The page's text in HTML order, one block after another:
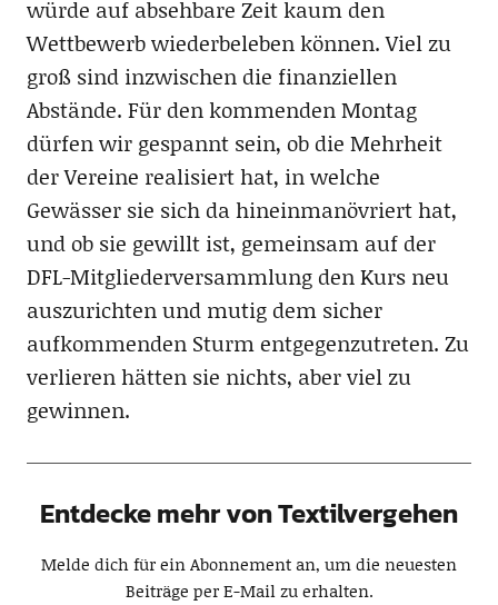
würde auf absehbare Zeit kaum den
Wettbewerb wiederbeleben können. Viel zu
groß sind inzwischen die finanziellen
Abstände. Für den kommenden Montag
dürfen wir gespannt sein, ob die Mehrheit
der Vereine realisiert hat, in welche
Gewässer sie sich da hineinmanövriert hat,
und ob sie gewillt ist, gemeinsam auf der
DFL-Mitgliederversammlung den Kurs neu
auszurichten und mutig dem sicher
aufkommenden Sturm entgegenzutreten. Zu
verlieren hätten sie nichts, aber viel zu
gewinnen.
Entdecke mehr von Textilvergehen
Melde dich für ein Abonnement an, um die neuesten
Beiträge per E-Mail zu erhalten.